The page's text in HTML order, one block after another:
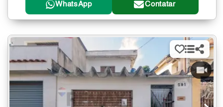
WhatsApp Contatar